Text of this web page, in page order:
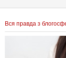
Вся правда з